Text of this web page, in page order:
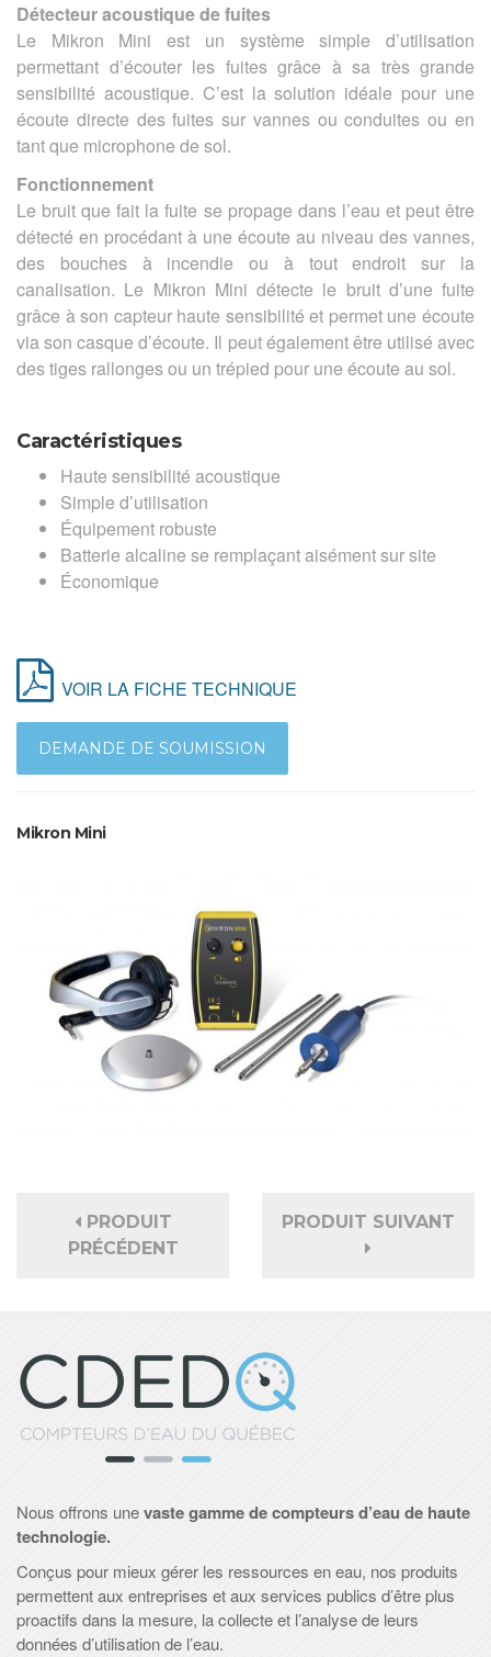
Détecteur acoustique de fuites
Le Mikron Mini est un système simple d’utilisation
permettant d’écouter les fuites grâce à sa très grande
sensibilité acoustique. C’est la solution idéale pour une
écoute directe des fuites sur vannes ou conduites ou en
tant que microphone de sol.
Fonctionnement
Le bruit que fait la fuite se propage dans l’eau et peut être
détecté en procédant à une écoute au niveau des vannes,
des bouches à incendie ou à tout endroit sur la
canalisation. Le Mikron Mini détecte le bruit d’une fuite
grâce à son capteur haute sensibilité et permet une écoute
via son casque d’écoute. Il peut également être utilisé avec
des tiges rallonges ou un trépied pour une écoute au sol.
Caractéristiques
Haute sensibilité acoustique
Simple d’utilisation
Équipement robuste
Batterie alcaline se remplaçant aisément sur site
Économique
VOIR LA FICHE TECHNIQUE
DEMANDE DE SOUMISSION
Mikron Mini
PRODUIT
PRÉCÉDENT
PRODUIT SUIVANT
Nous offrons unevaste gamme de compteurs d’eau de haute
technologie.
Conçus pour mieux gérer les ressources en eau, nos produits
permettent aux entreprises et aux services publics d’être plus
proactifs dans la mesure, la collecte et l’analyse de leurs
données d’utilisation de l’eau.